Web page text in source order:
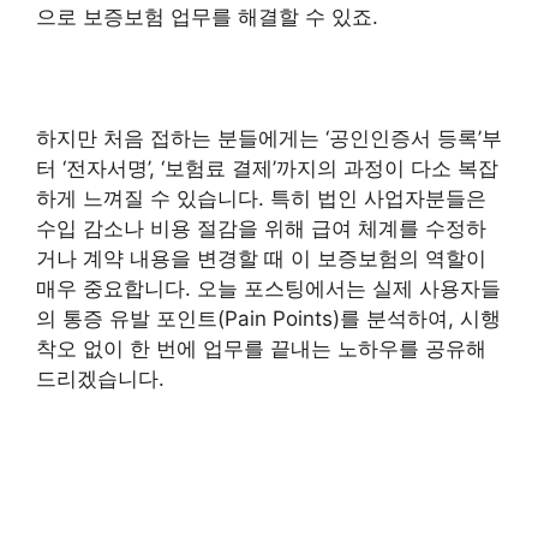
으로 보증보험 업무를 해결할 수 있죠.
하지만 처음 접하는 분들에게는 ‘공인인증서 등록’부
터 ‘전자서명’, ‘보험료 결제’까지의 과정이 다소 복잡
하게 느껴질 수 있습니다. 특히 법인 사업자분들은
수입 감소나 비용 절감을 위해 급여 체계를 수정하
거나 계약 내용을 변경할 때 이 보증보험의 역할이
매우 중요합니다. 오늘 포스팅에서는 실제 사용자들
의 통증 유발 포인트(Pain Points)를 분석하여, 시행
착오 없이 한 번에 업무를 끝내는 노하우를 공유해
드리겠습니다.